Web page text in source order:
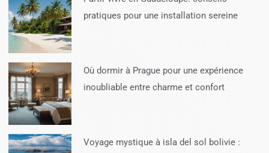
pratiques pour une installation sereine
Où dormir à Prague pour une expérience
inoubliable entre charme et confort
Voyage mystique à isla del sol bolivie :